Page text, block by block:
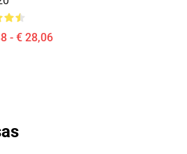
- € 28,06